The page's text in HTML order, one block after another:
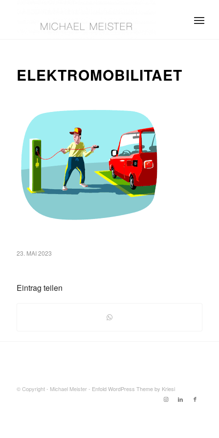
ELEKTROMOBILITAET
23. MAI 2023
Eintrag teilen
© Copyright - Michael Meister - Enfold WordPress Theme by Kriesi